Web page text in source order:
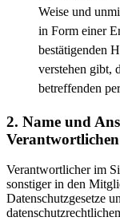
Weise und
in Form einer
bestätigenden
verstehen gibt,
betreffenden
2. Name und
Verantwortlichen
Verantwortlicher im
sonstiger in den
Datenschutzgesetze